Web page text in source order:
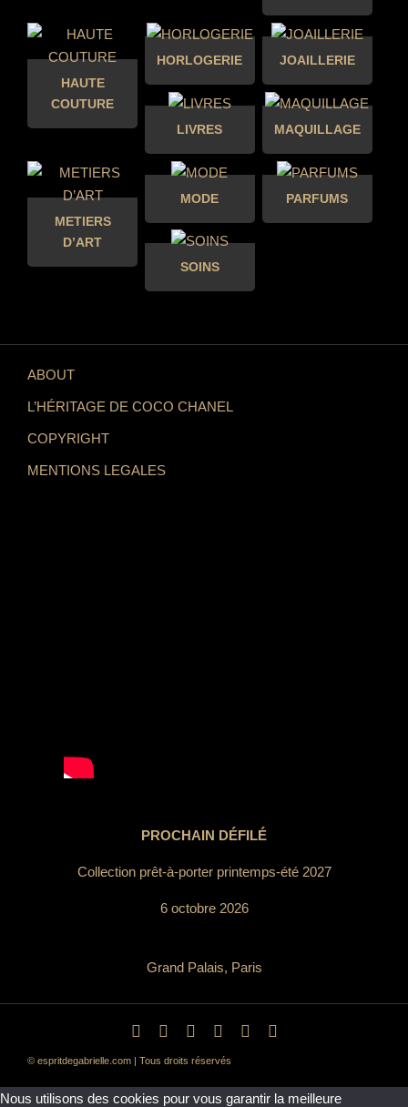
HAUTE
COUTURE
HORLOGERIE JOAILLERIE
LIVRES MAQUILLAGE
METIERS
D’ART
MODE PARFUMS
SOINS
ABOUT
L’HÉRITAGE DE COCO CHANEL
COPYRIGHT
MENTIONS LEGALES
PROCHAIN DÉFILÉ
Collection prêt-à-porter printemps-été 2027
6 octobre 2026
Grand Palais, Paris
© espritdegabrielle.com | Tous droits réservés
Nous utilisons des cookies pour vous garantir la meilleure